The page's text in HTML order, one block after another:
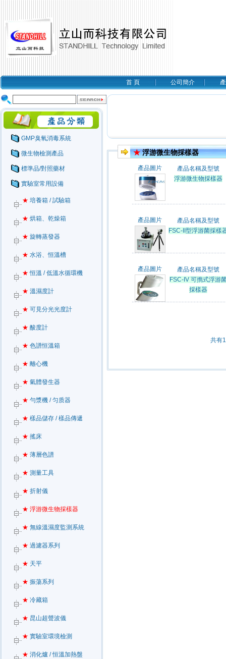
首 頁 公司簡介
GMP臭氧消毒系統
微生物檢測產品
標準品/對照藥材
實驗室常用設備
★ 培養箱 / 試驗箱
★ 烘箱、乾燥箱
★ 旋轉蒸發器
★ 水浴、恒溫槽
★恒溫 / 低溫水循環機
★ 溫濕度計
★ 可見分光光度計
★ 酸度計
★ 色譜恒溫箱
★ 離心機
★ 氣體發生器
★ 勻漿機 / 匀质器
★ 樣品儲存 / 樣品傳遞
★ 搖床
★ 薄層色譜
★ 測量工具
★ 折射儀
★ 浮游微生物採樣器
★ 無線溫濕度監測系統
★ 過濾器系列
★ 天平
★ 振蕩系列
★ 冷藏箱
★ 昆山超聲波儀
★ 實驗室環境檢測
★ 消化爐 / 恒溫加熱盤
★浮游微生物採樣器
產品圖片
產品名稱及型號
浮游微生物採樣器
產品圖片
產品名稱及型號
FSC-II型浮游菌採樣
產品圖片
產品名稱及型號
FSC-IV 可擕式浮游
採樣器
共有